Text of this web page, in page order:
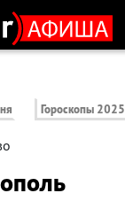
Гороскопы 2025